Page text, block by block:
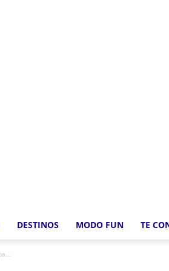
DESTINOS MODO FUN TE